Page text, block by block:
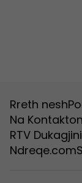
Rreth nesh
Na
RTV Dukagjini
Ndreqe.com